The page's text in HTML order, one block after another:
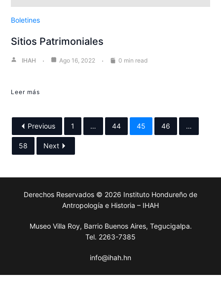
Boletines
Sitios Patrimoniales
IHAH Ago 16, 2022 0 min read
Leer más
Previous 1 … 44 45 46 …
58 Next
Derechos Reservados © 2026 Instituto Hondureño de
Antropología e Historia – IHAH
Museo Villa Roy, Barrio Buenos Aires, Tegucigalpa.
Tel. 2263-7385
info@ihah.hn